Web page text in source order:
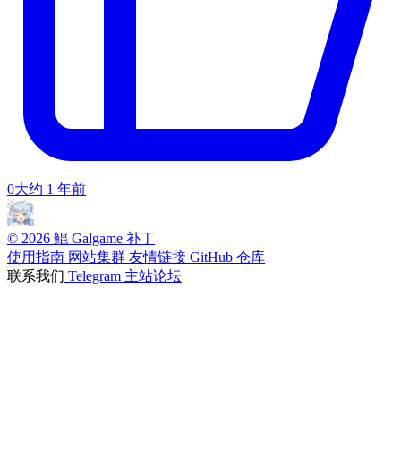
0大约 1 年前
© 2026 鲲 Galgame 补丁
使用指南 网站集群 友情链接 GitHub 仓库
联系我们 Telegram 主站论坛